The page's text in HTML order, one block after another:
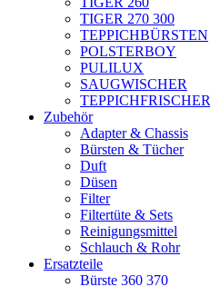
TIGER 270 300
TEPPICHBÜRSTEN
POLSTERBOY
PULILUX
SAUGWISCHER
TEPPICHFRISCHER
Zubehör
Adapter & Chassis
Bürsten & Tücher
Duft
Düsen
Filter
Filtertüte & Sets
Reinigungsmittel
Schlauch & Rohr
Ersatzteile
Bürste 360 370